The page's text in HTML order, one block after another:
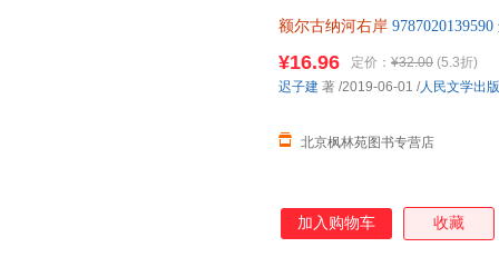
温克人。他们信奉萨满，逐驯
衍，在日寇的铁蹄、“文革”的
他们有大爱，有大痛，有在命
额尔古纳河右岸
实物为准。（书名没写全多少
¥16.96 定价： ¥32.00 (5.3折)
北京枫林苑图书专营店
迟子建 著 /2019-06-01 /人民文学出
加入购物车 收藏